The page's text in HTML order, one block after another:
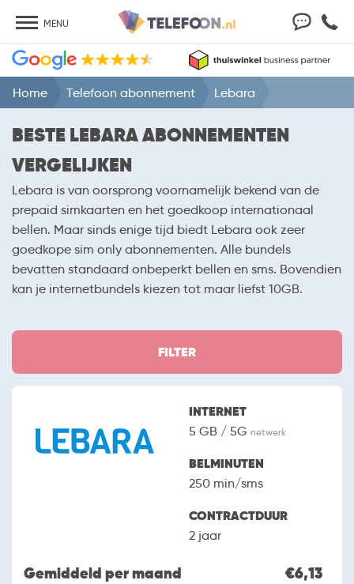
MENU
Home Telefoon abonnement Lebara
BESTE LEBARA ABONNEMENTEN
VERGELIJKEN
Lebara is van oorsprong voornamelijk bekend van de
prepaid simkaarten en het goedkoop internationaal
bellen. Maar sinds enige tijd biedt Lebara ook zeer
goedkope sim only abonnementen. Alle bundels
bevatten standaard onbeperkt bellen en sms. Bovendien
kan je internetbundels kiezen tot maar liefst 10GB.
FILTER
INTERNET
5 GB / 5G netwerk
BELMINUTEN
250 min/sms
CONTRACTDUUR
2 jaar
Gemiddeld per maand €6,13